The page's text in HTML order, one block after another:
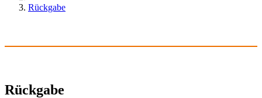
Rückgabe
Rückgabe